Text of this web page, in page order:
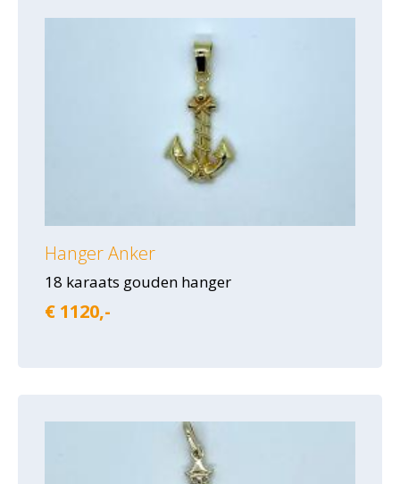
Hanger Anker
18 karaats gouden hanger
€ 1120,-